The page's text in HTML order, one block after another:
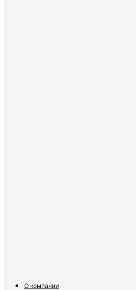
О компании